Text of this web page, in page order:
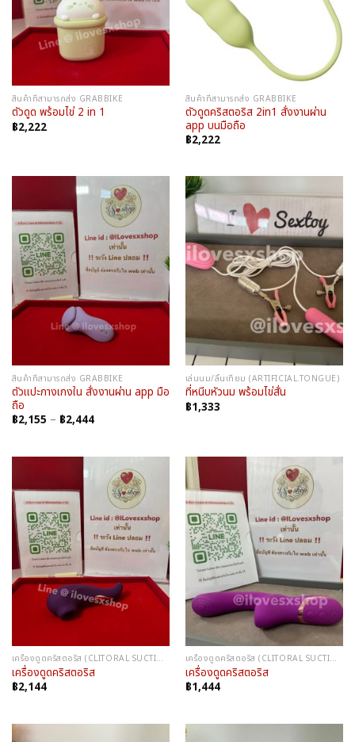
สินค้าที่สามารถส่ง GRABBIKE
ตัวดูด พร้อมไข่ 2 in 1
฿2,222
สินค้าที่สามารถส่ง GRABBIKE
ตัวดูดคริสตอริส 2in1 สั่งงานผ่าน
app บนมือถือ
฿2,222
สินค้าที่สามารถส่ง GRABBIKE
ตัวแปะกางเกงใน สั่งงานผ่าน app มือ
ถือ
฿2,155 – ฿2,444Price
฿2,444
เล่นนม/ลิ้นเทียม (ARTIFICIAL.TONGUE)
ที่หนีบหัวนม พร้อมไข่สั่น
฿1,333
เครื่องดูดคริสตอริส (CLITORAL SUCTION)
เครื่องดูดคริสตอริส
฿2,144
เครื่องดูดคริสตอริส (CLITORAL SUCTION)
เครื่องดูดคริสตอริส
฿1,444